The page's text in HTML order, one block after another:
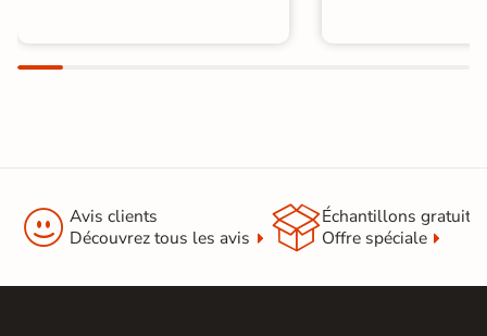
 Avis clients
Découvrez tous les avis
Échantillons gratuit
Offre spéciale